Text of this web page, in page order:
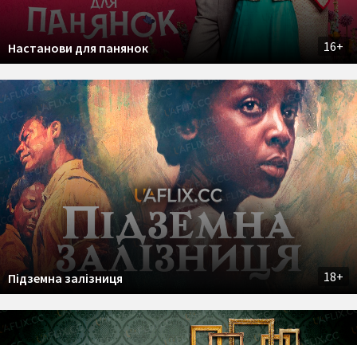
16+
Настанови для панянок
18+
Підземна залізниця